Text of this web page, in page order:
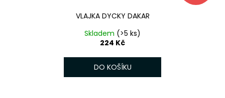
VLAJKA DYCKY DAKAR
Skladem (>5 ks)
224 Kč
DO KOŠÍKU